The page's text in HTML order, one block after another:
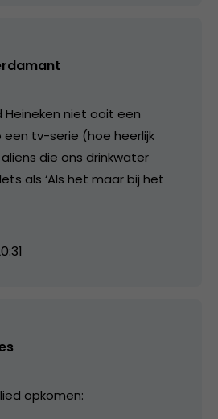
Heineken niet ooit een
een tv-serie (hoe heerlijk
die ons drinkwater
als ‘Als het maar bij het
opkomen: